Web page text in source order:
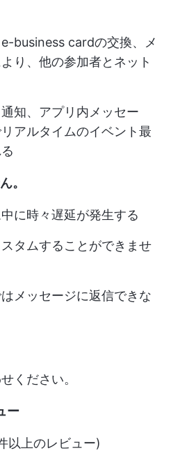
business cardの交換、メ
り、他の参加者とネット
知、アプリ内メッセー
アルタイムのイベント最
。
に時々遅延が発生する
タムすることができませ
メッセージに返信できな
ください。
ー
以上のレビュー)